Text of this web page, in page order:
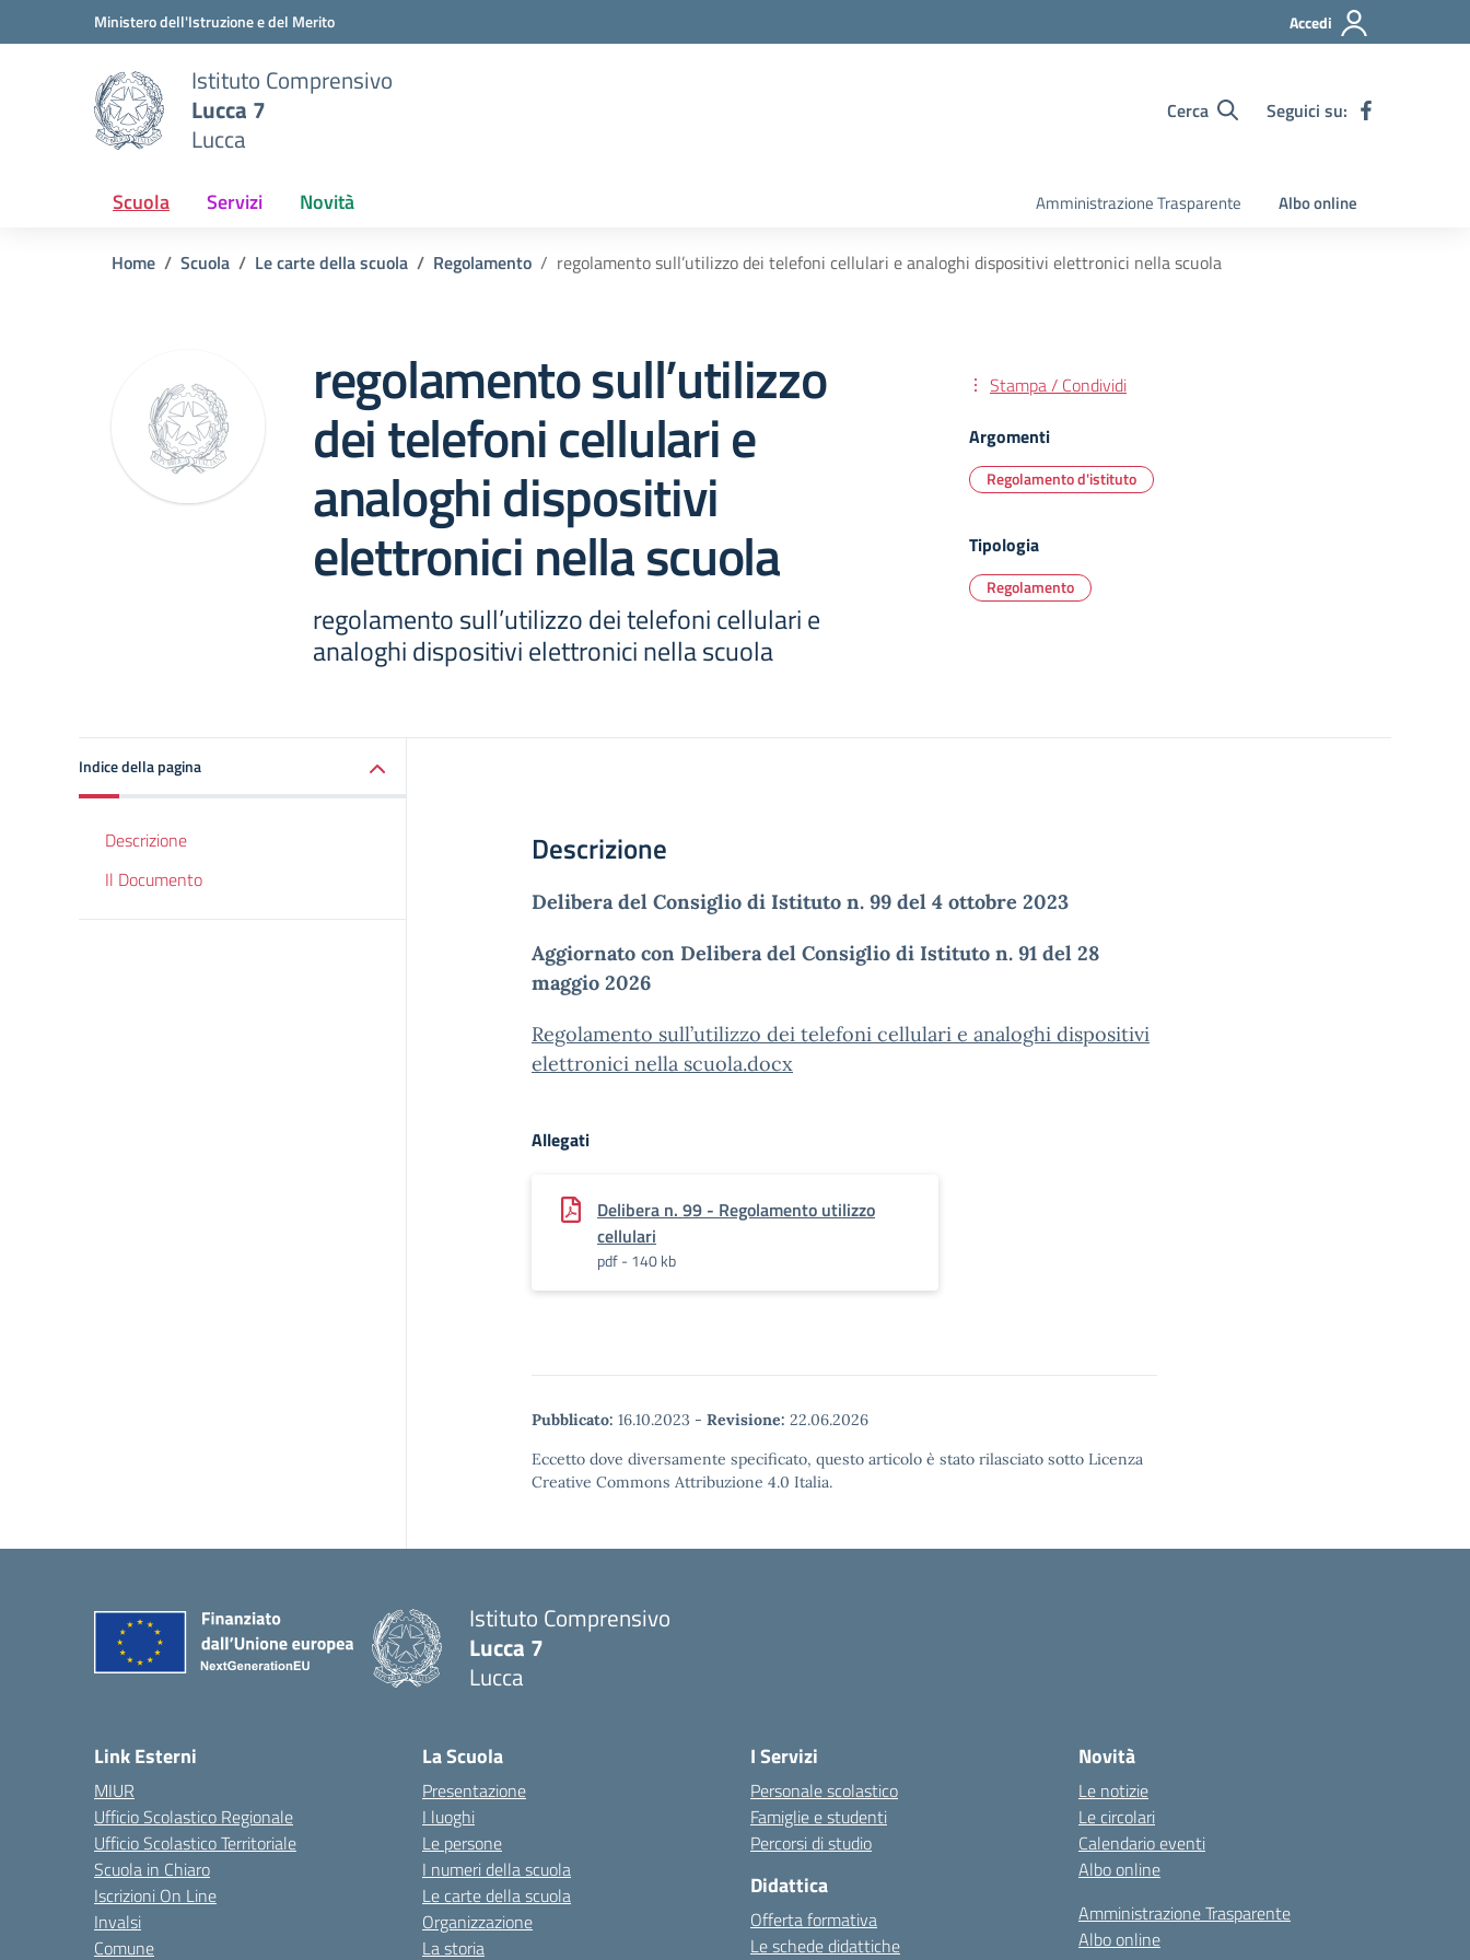
Vai ai contenuti
Vai al menu di navigazioneMinistero dell'Istruzione e del Merito Accedi
Istituto Comprensivo
Lucca 7
Lucca
Cerca Seguici su:
Scuola Servizi Novità Amministrazione Trasparente Albo online
Home Scuola Le carte della scuola Regolamento regolamento sull’utilizzo dei telefoni cellulari e analoghi dispositivi elettronici nella scuola
regolamento sull’utilizzo
dei telefoni cellulari e
analoghi dispositivi
elettronici nella scuola
regolamento sull’utilizzo dei telefoni cellulari e
analoghi dispositivi elettronici nella scuola
Stampa / Condividi
Argomenti
Regolamento d'istituto
Tipologia
Regolamento
Indice della pagina
Descrizione
Il Documento
Descrizione
Delibera del Consiglio di Istituto n. 99 del 4 ottobre 2023
Aggiornato con Delibera del Consiglio di Istituto n. 91 del 28
maggio 2026
Regolamento sull’utilizzo dei telefoni cellulari e analoghi dispositivi
elettronici nella scuola.docx
Allegati
Delibera n. 99 - Regolamento utilizzo
cellulari
pdf - 140 kb
Pubblicato: 16.10.2023 - Revisione: 22.06.2026
Eccetto dove diversamente specificato, questo articolo è stato rilasciato sotto Licenza
Creative Commons Attribuzione 4.0 Italia.
Istituto Comprensivo
Lucca 7
Lucca
Link Esterni
MIUR
Ufficio Scolastico Regionale
Ufficio Scolastico Territoriale
Scuola in Chiaro
Iscrizioni On Line
Invalsi
Comune
La Scuola
Presentazione
I luoghi
Le persone
I numeri della scuola
Le carte della scuola
Organizzazione
La storia
I Servizi
Personale scolastico
Famiglie e studenti
Percorsi di studio
Didattica
Offerta formativa
Le schede didattiche
Novità
Le notizie
Le circolari
Calendario eventi
Albo online
Amministrazione Trasparente
Albo online